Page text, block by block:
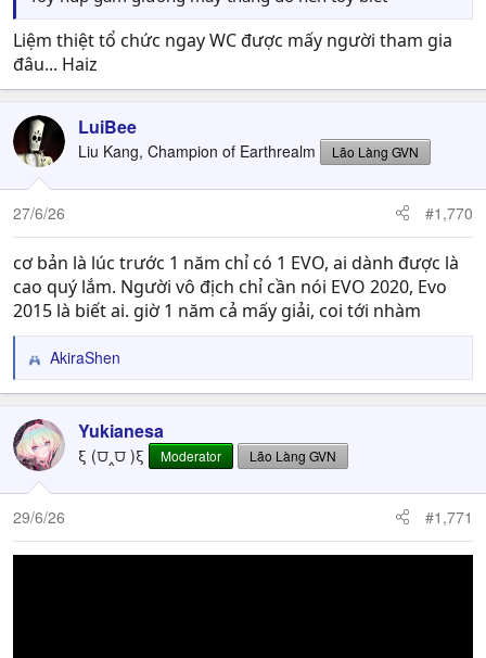
Liệm thiệt tổ chức ngay WC được mấy người tham gia
đâu... Haiz
LuiBee
Liu Kang, Champion of Earthrealm Lão Làng GVN
27/6/26 #1,770
cơ bản là lúc trước 1 năm chỉ có 1 EVO, ai dành được là
cao quý lắm. Người vô địch chỉ cần nói EVO 2020, Evo
2015 là biết ai. giờ 1 năm cả mấy giải, coi tới nhàm
R
e
c
t
i
o
n
s
:
AkiraShen
Yukianesa
ξ (⩌‸⩌ )ξ Moderator Lão Làng GVN
29/6/26 #1,771